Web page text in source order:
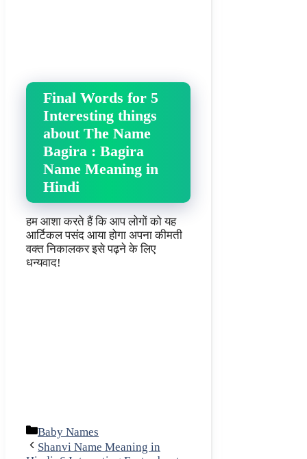
Final Words for 5
Interesting things
about The Name
Bagira : Bagira
Name Meaning in
Hindi
हम आशा करते हैं कि आप लोगों को यह
आर्टिकल पसंद आया होगा अपना कीमती
वक्त निकालकर इसे पढ़ने के लिए
धन्यवाद!
Categories
Baby Names
Shanvi Name Meaning in